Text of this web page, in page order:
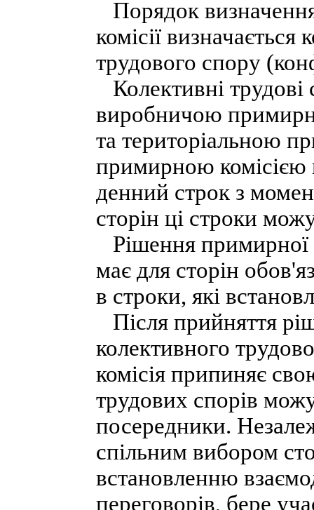
Порядок
комісії
трудового спору
Колективні
виробничою
та територіальною
примирною комісією
денний строк з
сторін ці строки
Рішення примирної
має для сторін
в строки, які
Після прийняття
колективного
комісія припиняє
трудових спорів
посередники.
спільним вибором
встановленню
переговорів, бере